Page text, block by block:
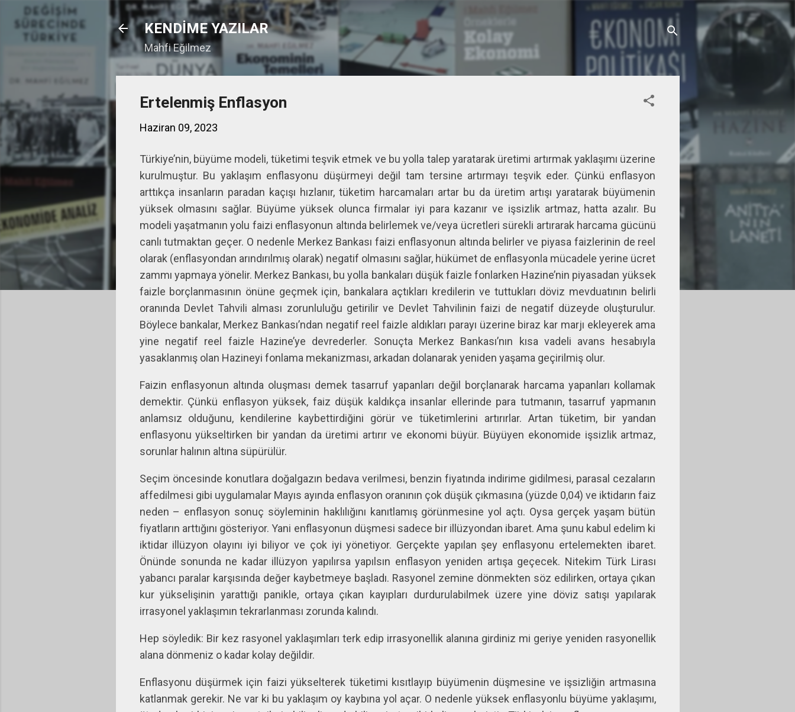
Ana içeriğe atla
KENDİME YAZILAR
Mahfi Eğilmez
Ertelenmiş Enflasyon
Haziran 09, 2023
Türkiye’nin, büyüme modeli, tüketimi teşvik etmek ve bu yolla talep yaratarak üretimi artırmak yaklaşımı üzerine
kurulmuştur. Bu yaklaşım enflasyonu düşürmeyi değil tam tersine artırmayı teşvik eder. Çünkü enflasyon
arttıkça insanların paradan kaçışı hızlanır, tüketim harcamaları artar bu da üretim artışı yaratarak büyümenin
yüksek olmasını sağlar. Büyüme yüksek olunca firmalar iyi para kazanır ve işsizlik artmaz, hatta azalır. Bu
modeli yaşatmanın yolu faizi enflasyonun altında belirlemek ve/veya ücretleri sürekli artırarak harcama gücünü
canlı tutmaktan geçer. O nedenle Merkez Bankası faizi enflasyonun altında belirler ve piyasa faizlerinin de reel
olarak (enflasyondan arındırılmış olarak) negatif olmasını sağlar, hükümet de enflasyonla mücadele yerine ücret
zammı yapmaya yönelir. Merkez Bankası, bu yolla bankaları düşük faizle fonlarken Hazine’nin piyasadan yüksek
faizle borçlanmasının önüne geçmek için, bankalara açtıkları kredilerin ve tuttukları döviz mevduatının belirli
oranında Devlet Tahvili alması zorunluluğu getirilir ve Devlet Tahvilinin faizi de negatif düzeyde oluşturulur.
Böylece bankalar, Merkez Bankası’ndan negatif reel faizle aldıkları parayı üzerine biraz kar marjı ekleyerek ama
yine negatif reel faizle Hazine’ye devrederler. Sonuçta Merkez Bankası’nın kısa vadeli avans hesabıyla
yasaklanmış olan Hazineyi fonlama mekanizması, arkadan dolanarak yeniden yaşama geçirilmiş olur.
Faizin enflasyonun altında oluşması demek tasarruf yapanları değil borçlanarak harcama yapanları kollamak
demektir. Çünkü enflasyon yüksek, faiz düşük kaldıkça insanlar ellerinde para tutmanın, tasarruf yapmanın
anlamsız olduğunu, kendilerine kaybettirdiğini görür ve tüketimlerini artırırlar. Artan tüketim, bir yandan
enflasyonu yükseltirken bir yandan da üretimi artırır ve ekonomi büyür. Büyüyen ekonomide işsizlik artmaz,
sorunlar halının altına süpürülür.
Seçim öncesinde konutlara doğalgazın bedava verilmesi, benzin fiyatında indirime gidilmesi, parasal cezaların
affedilmesi gibi uygulamalar Mayıs ayında enflasyon oranının çok düşük çıkmasına (yüzde 0,04) ve iktidarın faiz
neden – enflasyon sonuç söyleminin haklılığını kanıtlamış görünmesine yol açtı. Oysa gerçek yaşam bütün
fiyatların arttığını gösteriyor. Yani enflasyonun düşmesi sadece bir illüzyondan ibaret. Ama şunu kabul edelim ki
iktidar illüzyon olayını iyi biliyor ve çok iyi yönetiyor. Gerçekte yapılan şey enflasyonu ertelemekten ibaret.
Önünde sonunda ne kadar illüzyon yapılırsa yapılsın enflasyon yeniden artışa geçecek. Nitekim Türk Lirası
yabancı paralar karşısında değer kaybetmeye başladı. Rasyonel zemine dönmekten söz edilirken, ortaya çıkan
kur yükselişinin yarattığı panikle, ortaya çıkan kayıpları durdurulabilmek üzere yine döviz satışı yapılarak
irrasyonel yaklaşımın tekrarlanması zorunda kalındı.
Hep söyledik: Bir kez rasyonel yaklaşımları terk edip irrasyonellik alanına girdiniz mi geriye yeniden rasyonellik
alana dönmeniz o kadar kolay değildir.
Enflasyonu düşürmek için faizi yükselterek tüketimi kısıtlayıp büyümenin düşmesine ve işsizliğin artmasına
katlanmak gerekir. Ne var ki bu yaklaşım oy kaybına yol açar. O nedenle yüksek enflasyonlu büyüme yaklaşımı,